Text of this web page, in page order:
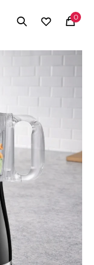
0
MI CUENTA
Electrodomésticos